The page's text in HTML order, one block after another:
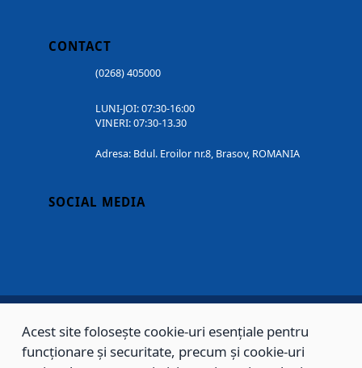
CONTACT
(0268) 405000
LUNI-JOI: 07:30-16:00
VINERI: 07:30-13.30
Adresa: Bdul. Eroilor nr.8, Brasov, ROMANIA
SOCIAL MEDIA
Copyright © 2002 - 2026 - PRIMĂRIA MUNICIPIULUI BRAȘOV, toate drepturile
Acest site folosește cookie-uri esențiale pentru
funcționare și securitate, precum și cookie-uri